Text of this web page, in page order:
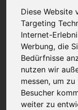
Diese Website
Targeting
Internet-
Werbung, die
Bedürfnisse
nutzen wir
messen, um
Besucher
weiter zu